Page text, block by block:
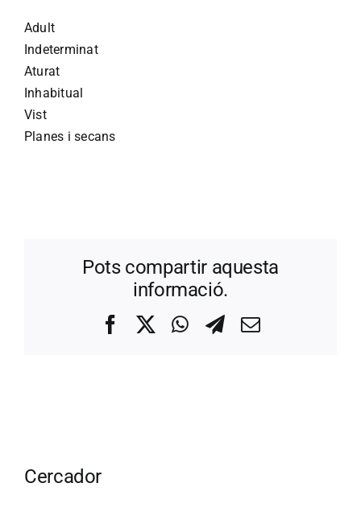
Adult
Indeterminat
Aturat
Inhabitual
Vist
Planes i secans
Pots compartir aquesta
informació.
FacebookWhatsApp
Telegram
Correo
Cercador